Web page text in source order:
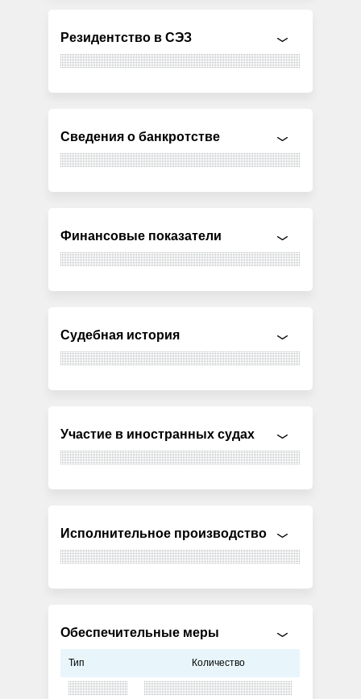
Резидентство в СЭЗ
Сведения о банкротстве
Финансовые показатели
Судебная история
Участие в иностранных судах
Исполнительное производство
Обеспечительные меры
Тип Количество